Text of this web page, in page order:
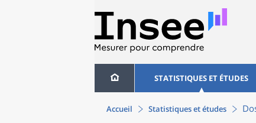
STATISTIQUES ET ÉTUDES
Accueil Statistiques et études